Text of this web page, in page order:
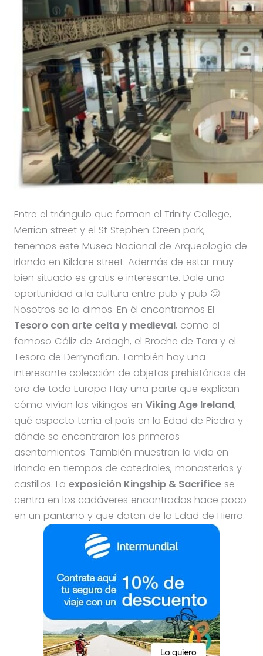
Entre el triángulo que forman el Trinity College,
Merrion street y el St Stephen Green park,
tenemos este Museo Nacional de Arqueología de
Irlanda en Kildare street. Además de estar muy
bien situado es gratis e interesante. Dale una
oportunidad a la cultura entre pub y pub 🙂
Nosotros se la dimos. En él encontramos El
Tesoro con arte celta y medieval, como el
famoso Cáliz de Ardagh, el Broche de Tara y el
Tesoro de Derrynaflan. También hay una
interesante colección de objetos prehistóricos de
oro de toda Europa Hay una parte que explican
cómo vivían los vikingos en Viking Age Ireland,
qué aspecto tenía el país en la Edad de Piedra y
dónde se encontraron los primeros
asentamientos. También muestran la vida en
Irlanda en tiempos de catedrales, monasterios y
castillos. La exposición Kingship & Sacrificese
centra en los cadáveres encontrados hace poco
en un pantano y que datan de la Edad de Hierro.